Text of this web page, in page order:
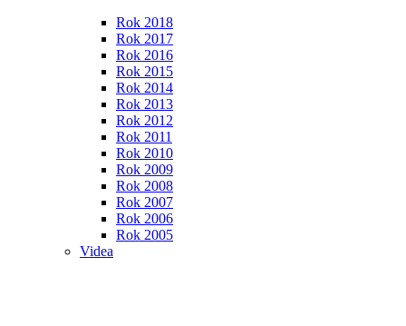
Rok 2018
Rok 2017
Rok 2016
Rok 2015
Rok 2014
Rok 2013
Rok 2012
Rok 2011
Rok 2010
Rok 2009
Rok 2008
Rok 2007
Rok 2006
Rok 2005
Videa